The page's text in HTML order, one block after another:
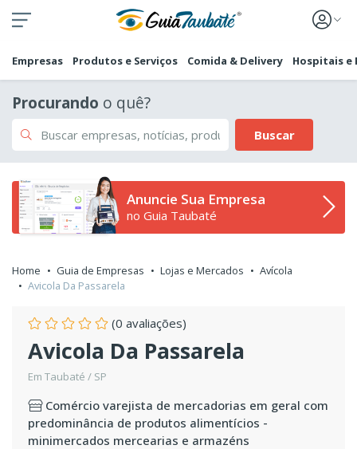
Empresas Produtos e Serviços Comida & Delivery Hospitais e
Procurando o quê?
Buscar
Anuncie Sua Empresa
no Guia Taubaté
Home Guia de Empresas Lojas e Mercados
Avícola
Avicola Da Passarela
(0 avaliações)
Avicola Da Passarela
Em Taubaté / SP
Comércio varejista de mercadorias em geral com
predominância de produtos alimentícios -
minimercados mercearias e armazéns